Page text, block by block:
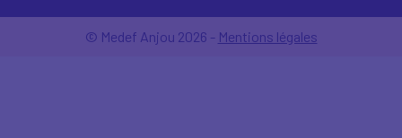
© Medef Anjou 2026 - Mentions légales